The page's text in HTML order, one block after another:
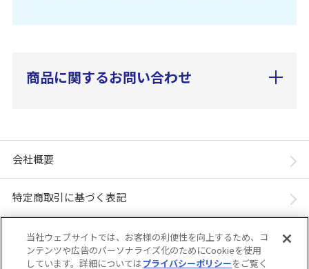
商品に関するお問い合わせ
会社概要
特定商取引に基づく表記
個人情報保護方針
当社ウェブサイトでは、お客様の利便性を向上するため、コ
ンテンツや広告のパーソナライズ化のためにCookieを使用
しています。詳細についてはプライバシーポリシーをご覧く